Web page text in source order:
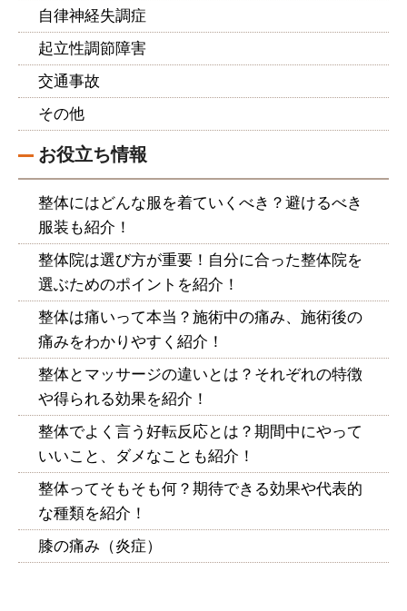
自律神経失調症
起立性調節障害
交通事故
その他
お役立ち情報
整体にはどんな服を着ていくべき？避けるべき
服装も紹介！
整体院は選び方が重要！自分に合った整体院を
選ぶためのポイントを紹介！
整体は痛いって本当？施術中の痛み、施術後の
痛みをわかりやすく紹介！
整体とマッサージの違いとは？それぞれの特徴
や得られる効果を紹介！
整体でよく言う好転反応とは？期間中にやって
いいこと、ダメなことも紹介！
整体ってそもそも何？期待できる効果や代表的
な種類を紹介！
膝の痛み（炎症）